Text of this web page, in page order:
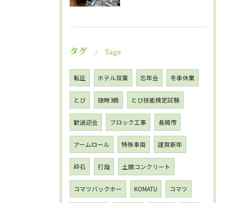
タグ Tags
転圧 ホテル双葉 忘年会 冬季休業
とび 随時3級 とび技能検定試験
歓送迎会 ブロック工事 長岡市
アームロール 特殊車両 謹賀新年
砕石 打設 土間コンクリート
コマツバックホー KOMATU コマツ